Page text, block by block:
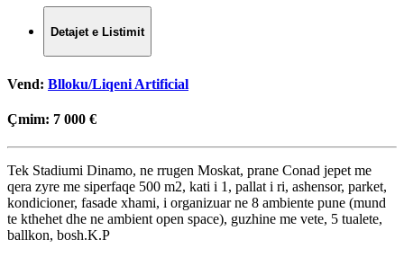
Detajet e Listimit
Vend: Blloku/Liqeni Artificial
Çmim: 7 000 €
Tek Stadiumi Dinamo, ne rrugen Moskat, prane Conad jepet me
qera zyre me siperfaqe 500 m2, kati i 1, pallat i ri, ashensor, parket,
kondicioner, fasade xhami, i organizuar ne 8 ambiente pune (mund
te kthehet dhe ne ambient open space), guzhine me vete, 5 tualete,
ballkon, bosh.K.P